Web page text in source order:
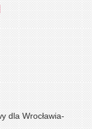
dla Wrocławia-